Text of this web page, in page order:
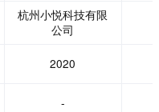
包拓客、经典拼
团，阶梯拼团，集
赞，点亮、秒杀，
多多，二级红包分
金蛋、可视化数据
杭州小悦科技有限
公司
2020
-